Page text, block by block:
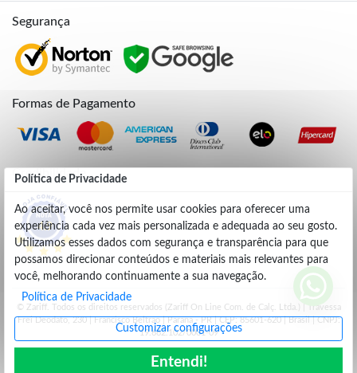
Política de Privacidade
Ao aceitar, você nos permite usar cookies para oferecer uma
experiência cada vez mais personalizada e adequada ao seu gosto.
Utilizamos esses dados com segurança e transparência para que
possamos direcionar conteúdos e materiais mais relevantes para
você, melhorando continuamente a sua navegação.
Política de Privacidade
Customizar configurações
Entendi!
Segurança
Formas de Pagamento
Credibilidade
4.9
© Zariff. Todos os direitos reservados (Zariff On Line Com. de Calç. Ltda.) | Travessa
Frei Deodato, 230 | Francisco Beltrão | Parana - PR | CEP: 85601-620 | Brasil | CNPJ:
19.662.102/0001-09